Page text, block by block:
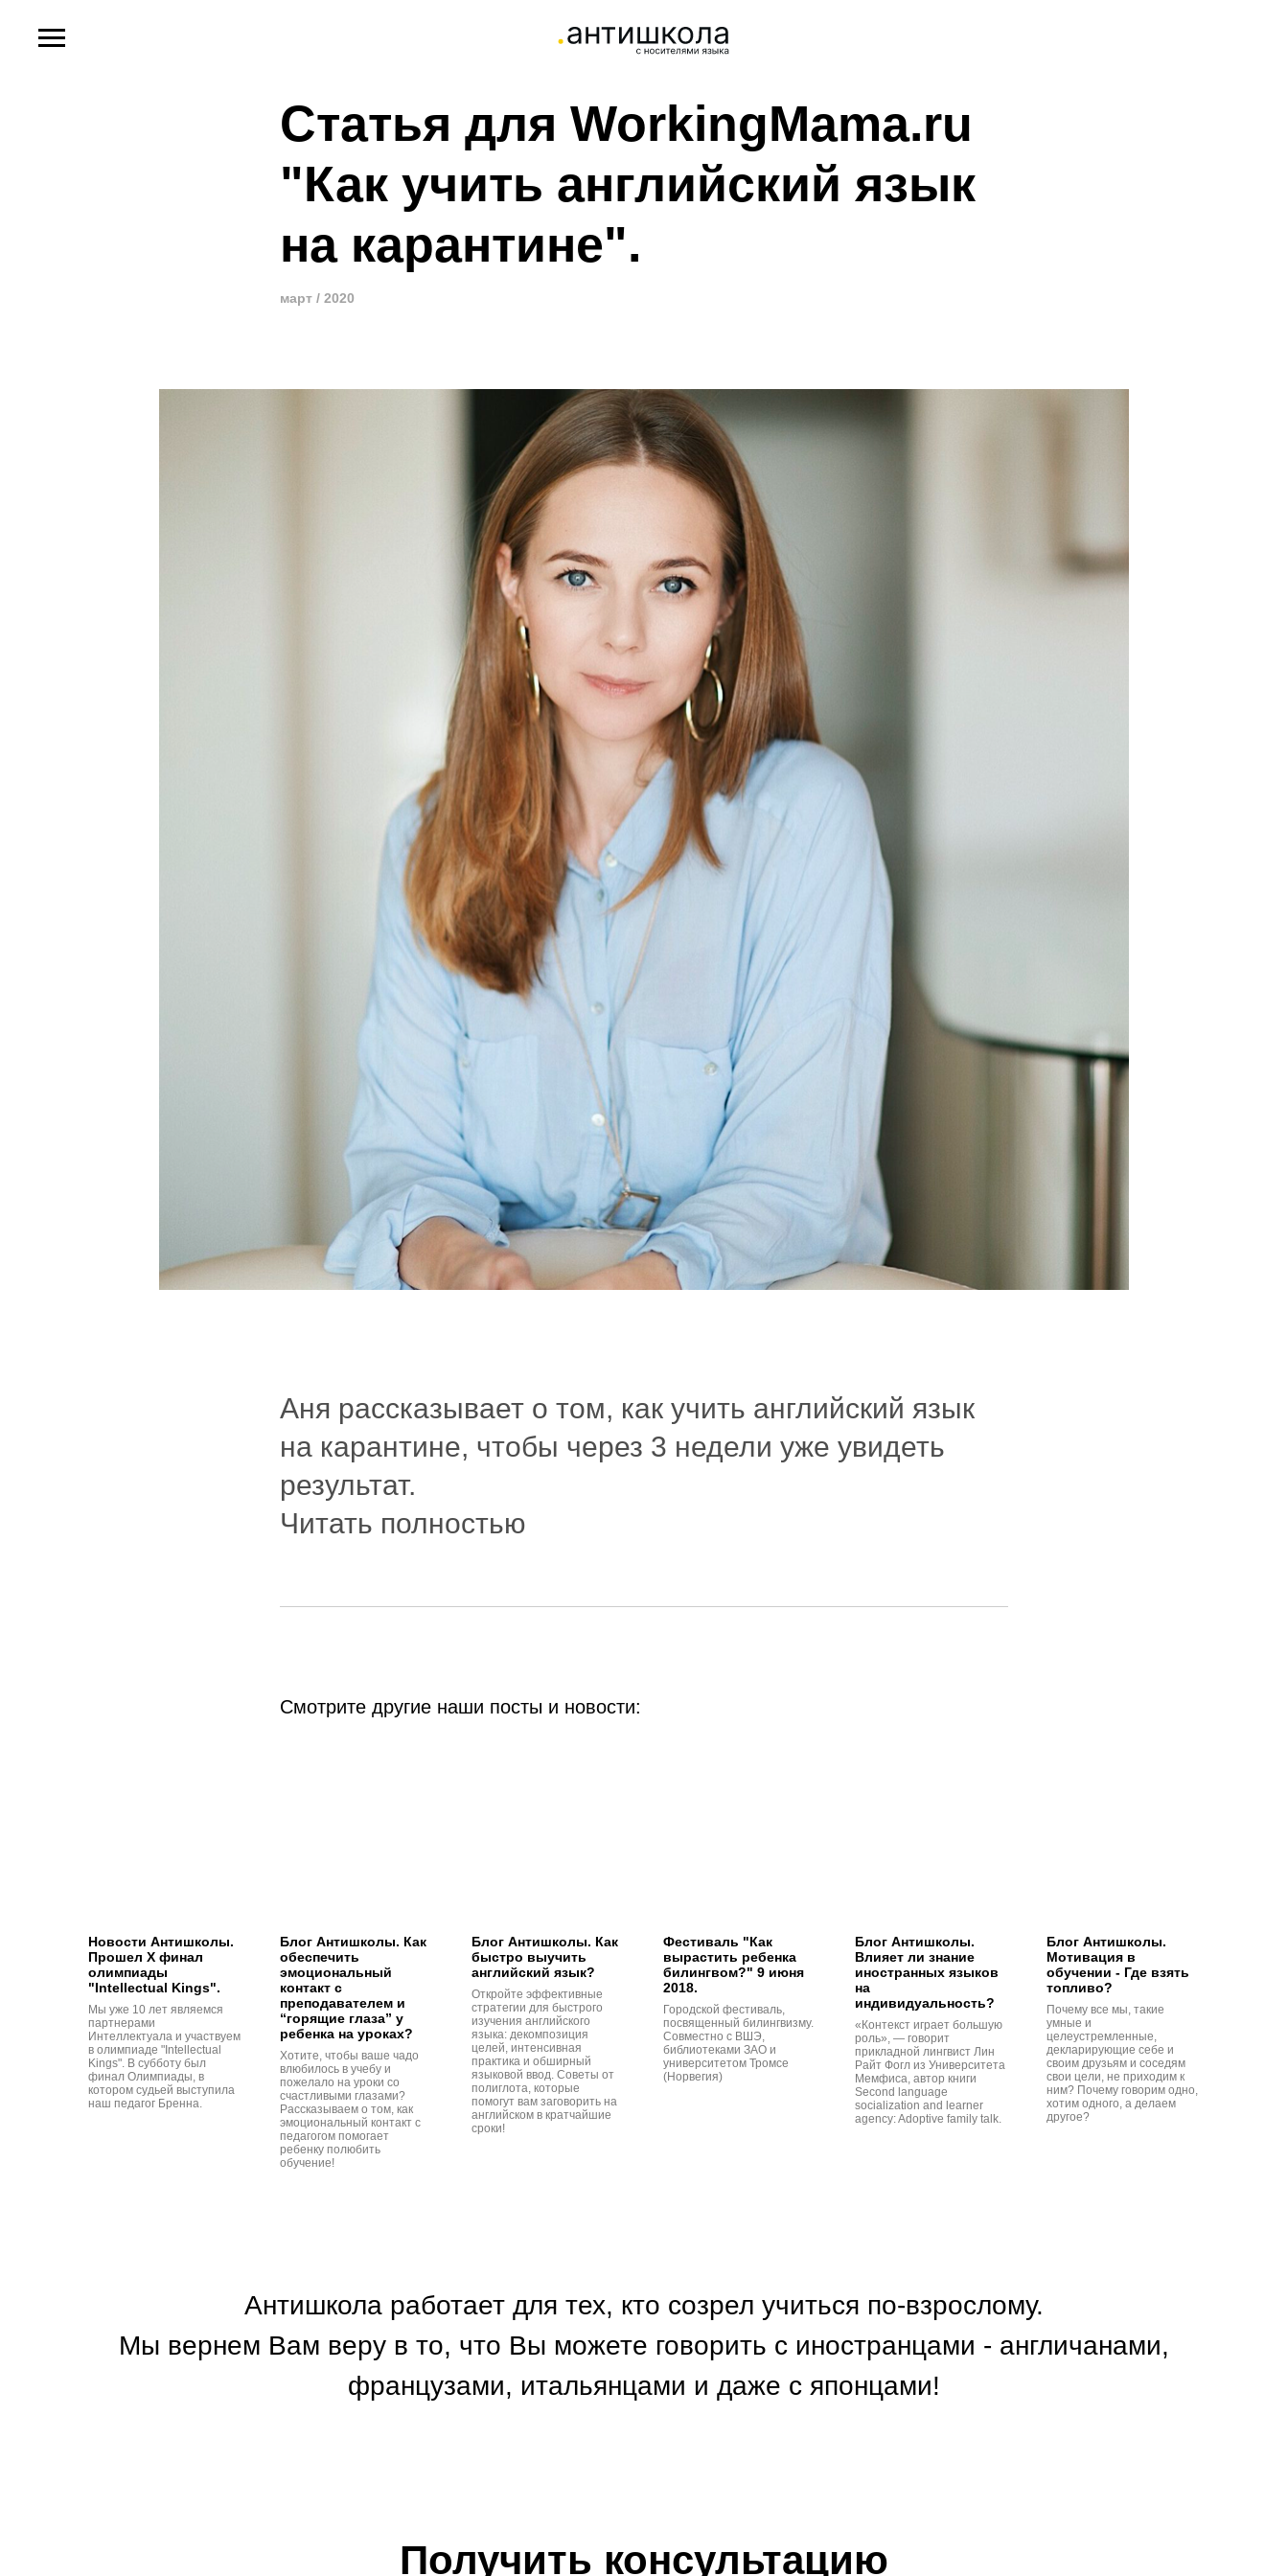
Статья для WorkingMama.ru
"Как учить английский язык
на карантине".
март / 2020
Аня рассказывает о том, как учить английский язык
на карантине, чтобы через 3 недели уже увидеть
результат.
Читать полностью
Смотрите другие наши посты и новости:
Новости Антишколы.
Прошел Х финал
олимпиады
"Intellectual Kings".
Мы уже 10 лет являемся
партнерами
Интеллектуала и участвуем
в олимпиаде "Intellectual
Kings". В субботу был
финал Олимпиады, в
котором судьей выступила
наш педагог Бренна.
Блог Антишколы. Как
обеспечить
эмоциональный
контакт с
преподавателем и
“горящие глаза” у
ребенка на уроках?
Хотите, чтобы ваше чадо
влюбилось в учебу и
пожелало на уроки со
счастливыми глазами?
Рассказываем о том, как
эмоциональный контакт с
педагогом помогает
ребенку полюбить
обучение!
Блог Антишколы. Как
быстро выучить
английский язык?
Откройте эффективные
стратегии для быстрого
изучения английского
языка: декомпозиция
целей, интенсивная
практика и обширный
языковой ввод. Советы от
полиглота, которые
помогут вам заговорить на
английском в кратчайшие
сроки!
Фестиваль "Как
вырастить ребенка
билингвом?" 9 июня
2018.
Городской фестиваль,
посвященный билингвизму.
Совместно с ВШЭ,
библиотеками ЗАО и
университетом Тромсе
(Норвегия)
Блог Антишколы.
Влияет ли знание
иностранных языков
на
индивидуальность?
«Контекст играет большую
роль», — говорит
прикладной лингвист Лин
Райт Фогл из Университета
Мемфиса, автор книги
Second language
socialization and learner
agency: Adoptive family talk.
Блог Антишколы.
Мотивация в
обучении - Где взять
топливо?
Почему все мы, такие
умные и
целеустремленные,
декларирующие себе и
своим друзьям и соседям
свои цели, не приходим к
ним? Почему говорим одно,
хотим одного, а делаем
другое?
Антишкола работает для тех, кто созрел учиться по-взрослому.
Мы вернем Вам веру в то, что Вы можете говорить с иностранцами - англичанами,
французами, итальянцами и даже с японцами!
Получить консультацию